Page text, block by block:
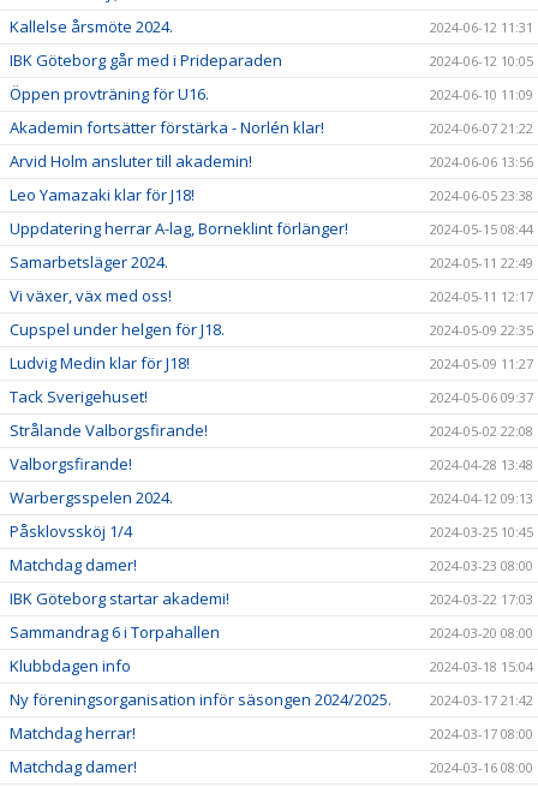
Kallelse årsmöte 2024. 2024-06-12 11:31
IBK Göteborg går med i Prideparaden 2024-06-12 10:05
Öppen provträning för U16. 2024-06-10 11:09
Akademin fortsätter förstärka - Norlén klar! 2024-06-07 21:22
Arvid Holm ansluter till akademin! 2024-06-06 13:56
Leo Yamazaki klar för J18! 2024-06-05 23:38
Uppdatering herrar A-lag, Borneklint förlänger! 2024-05-15 08:44
Samarbetsläger 2024. 2024-05-11 22:49
Vi växer, väx med oss! 2024-05-11 12:17
Cupspel under helgen för J18. 2024-05-09 22:35
Ludvig Medin klar för J18! 2024-05-09 11:27
Tack Sverigehuset! 2024-05-06 09:37
Strålande Valborgsfirande! 2024-05-02 22:08
Valborgsfirande! 2024-04-28 13:48
Warbergsspelen 2024. 2024-04-12 09:13
Påsklovssköj 1/4 2024-03-25 10:45
Matchdag damer! 2024-03-23 08:00
IBK Göteborg startar akademi! 2024-03-22 17:03
Sammandrag 6 i Torpahallen 2024-03-20 08:00
Klubbdagen info 2024-03-18 15:04
Ny föreningsorganisation inför säsongen 2024/2025. 2024-03-17 21:42
Matchdag herrar! 2024-03-17 08:00
Matchdag damer! 2024-03-16 08:00